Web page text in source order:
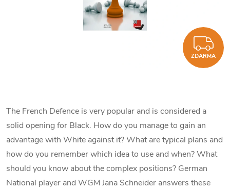
ZDARMA
The French Defence is very popular and is considered a
solid opening for Black. How do you manage to gain an
advantage with White against it? What are typical plans and
how do you remember which idea to use and when? What
should you know about the complex positions? German
National player and WGM Jana Schneider answers these